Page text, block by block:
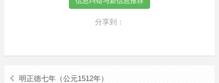
分享到：
明正德七年（公元1512年）